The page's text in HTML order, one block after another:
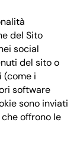
del Sito
social
del sito o
(come i
software
sono inviati
offrono le